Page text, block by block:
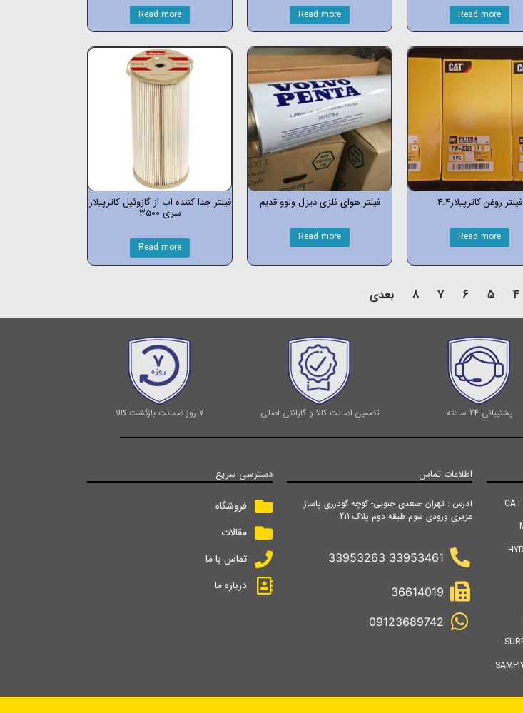
Read more
Read more
Read more
فیلتر روغن کاترپیلار4.4
Read more
فیلتر هوای فلزی دیزل ولوو قدیم
Read more
فیلتر جدا کننده آب از گازوئیل کاترپیلار
سری 3500
Read more
4
5
6
7
8 بعدی
پشتیبانی 24 ساعته تضمین اصالت کالا و گارانتی اصلی 7 روز ضمانت بازگشت کالا
اطلاعات تماس
آدرس : تهران -سعدی جنوبی- کوچه گودرزی پاساژ
عزیزی ورودی سوم طبقه دوم پلاک 211
33953461 33953263
36614019
09123689742
دسترسی سریع
فروشگاه
مقالات
تماس با ما
درباره ما